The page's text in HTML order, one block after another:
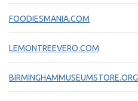
FOODIESMANIA.COM
LEMONTREEVERO.COM
BIRMINGHAMMUSEUMSTORE.ORG